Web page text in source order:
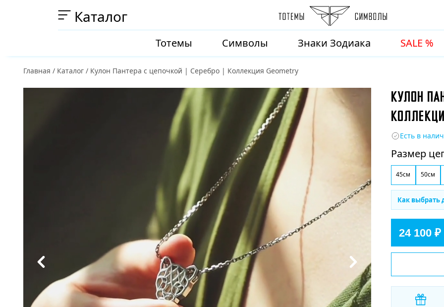
Каталог
Тотемы Символы Знаки Зодиака SALE %
Главная / Каталог / Кулон Пантера с цепочкой | Серебро | Коллекция Geometry
КУЛОН
Есть в
Размер
45см 50см
Как выбрать
24 100 ₽